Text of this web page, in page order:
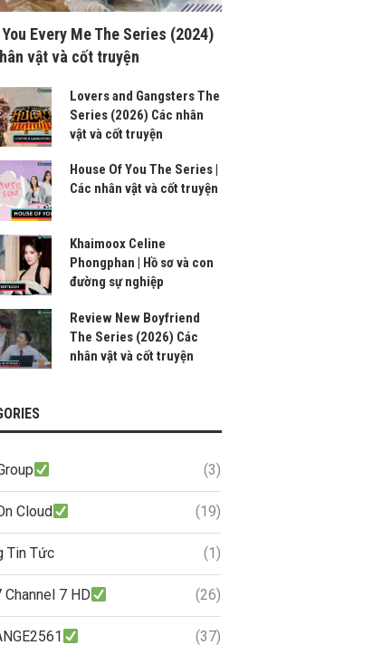
Every Me The Series (2024)
vật và cốt truyện
Lovers and Gangsters The
Series (2026) Các nhân
vật và cốt truyện
House Of You The Series |
Các nhân vật và cốt truyện
Khaimoox Celine
Phongphan | Hồ sơ và con
đường sự nghiệp
Review New Boyfriend
The Series (2026) Các
nhân vật và cốt truyện
(3)
Cloud (19)
Tin Tức (1)
Channel 7 HD (26)
(37)